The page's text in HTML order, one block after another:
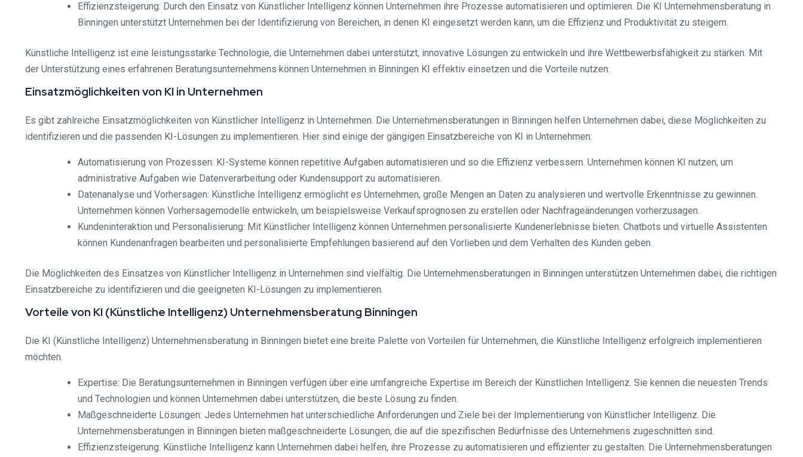
Effizienzsteigerung: Durch den Einsatz von Künstlicher Intelligenz können Unternehmen ihre Prozesse automatisieren und optimieren. Die KI Unternehmensberatung in
Binningen unterstützt Unternehmen bei der Identifizierung von Bereichen, in denen KI eingesetzt werden kann, um die Effizienz und Produktivität zu steigern.
Künstliche Intelligenz ist eine leistungsstarke Technologie, die Unternehmen dabei unterstützt, innovative Lösungen zu entwickeln und ihre Wettbewerbsfähigkeit zu stärken. Mit
der Unterstützung eines erfahrenen Beratungsunternehmens können Unternehmen in Binningen KI effektiv einsetzen und die Vorteile nutzen.
Einsatzmöglichkeiten von KI in Unternehmen
Es gibt zahlreiche Einsatzmöglichkeiten von Künstlicher Intelligenz in Unternehmen. Die Unternehmensberatungen in Binningen helfen Unternehmen dabei, diese Möglichkeiten zu
identifizieren und die passenden KI-Lösungen zu implementieren. Hier sind einige der gängigen Einsatzbereiche von KI in Unternehmen:
Automatisierung von Prozessen: KI-Systeme können repetitive Aufgaben automatisieren und so die Effizienz verbessern. Unternehmen können KI nutzen, um
administrative Aufgaben wie Datenverarbeitung oder Kundensupport zu automatisieren.
Datenanalyse und Vorhersagen: Künstliche Intelligenz ermöglicht es Unternehmen, große Mengen an Daten zu analysieren und wertvolle Erkenntnisse zu gewinnen.
Unternehmen können Vorhersagemodelle entwickeln, um beispielsweise Verkaufsprognosen zu erstellen oder Nachfrageänderungen vorherzusagen.
Kundeninteraktion und Personalisierung: Mit Künstlicher Intelligenz können Unternehmen personalisierte Kundenerlebnisse bieten. Chatbots und virtuelle Assistenten
können Kundenanfragen bearbeiten und personalisierte Empfehlungen basierend auf den Vorlieben und dem Verhalten des Kunden geben.
Die Möglichkeiten des Einsatzes von Künstlicher Intelligenz in Unternehmen sind vielfältig. Die Unternehmensberatungen in Binningen unterstützen Unternehmen dabei, die richtigen
Einsatzbereiche zu identifizieren und die geeigneten KI-Lösungen zu implementieren.
Vorteile von KI (Künstliche Intelligenz) Unternehmensberatung Binningen
Die KI (Künstliche Intelligenz) Unternehmensberatung in Binningen bietet eine breite Palette von Vorteilen für Unternehmen, die Künstliche Intelligenz erfolgreich implementieren
möchten.
Expertise: Die Beratungsunternehmen in Binningen verfügen über eine umfangreiche Expertise im Bereich der Künstlichen Intelligenz. Sie kennen die neuesten Trends
und Technologien und können Unternehmen dabei unterstützen, die beste Lösung zu finden.
Maßgeschneiderte Lösungen: Jedes Unternehmen hat unterschiedliche Anforderungen und Ziele bei der Implementierung von Künstlicher Intelligenz. Die
Unternehmensberatungen in Binningen bieten maßgeschneiderte Lösungen, die auf die spezifischen Bedürfnisse des Unternehmens zugeschnitten sind.
Effizienzsteigerung: Künstliche Intelligenz kann Unternehmen dabei helfen, ihre Prozesse zu automatisieren und effizienter zu gestalten. Die Unternehmensberatungen